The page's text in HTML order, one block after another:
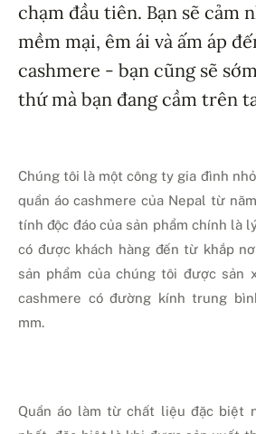
chạm đầu tiên. Bạn sẽ cảm
mềm mại, êm ái và ấm áp
cashmere - bạn cũng sẽ
thứ mà bạn đang cầm trên
Chúng tôi là một công ty gia đình
quần áo cashmere của Nepal từ
tính độc đáo của sản phẩm chính là
có được khách hàng đến từ khắp
sản phẩm của chúng tôi được sản
cashmere có đường kính trung
mm.
Quần áo làm từ chất liệu đặc biệt